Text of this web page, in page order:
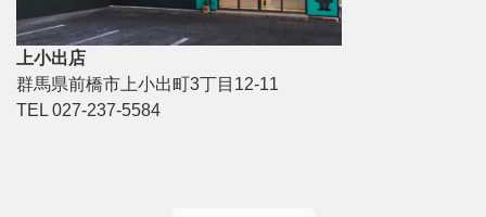
上小出店
群馬県前橋市上小出町3丁目12-11
TEL 027-237-5584